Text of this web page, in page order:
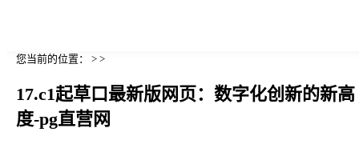
您当前的位置： > >
17.c1起草口最新版网页：数字化创新的新高
度-pg直营网